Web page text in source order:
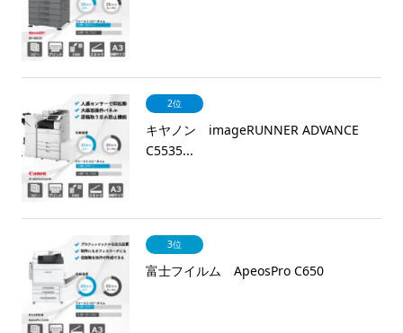
2位
キヤノン imageRUNNER ADVANCE
C5535...
3位
富士フイルム ApeosPro C650